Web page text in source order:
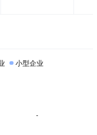
小型企业
-